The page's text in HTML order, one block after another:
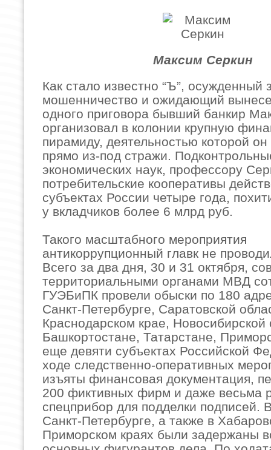
Максим Серкин
Как стало известно “Ъ”, осужденный
мошенничество и ожидающий
одного приговора бывший банкир
организовал в колонии крупную
пирамиду, деятельностью которой он
прямо из-под стражи.
экономических наук, профессору
потребительские кооперативы
субъектах России четыре года,
у вкладчиков более 6 млрд руб.
Такого масштабного мероприятия
антикоррупционный главк не
Всего за два дня, 30 и 31 октября,
территориальными органами МВД
ГУЭБиПК провели обыски по 180
Санкт-Петербурге, Саратовской
Краснодарском крае, Новосибирской
Башкортостане, Татарстане,
еще девяти субъектах Российской
ходе следственно-оперативных
изъяты финансовая документация,
200 фиктивных фирм и даже весьма
спецприбор для подделки подписей.
Санкт-Петербурге, а также в
Приморском краях были задержаны